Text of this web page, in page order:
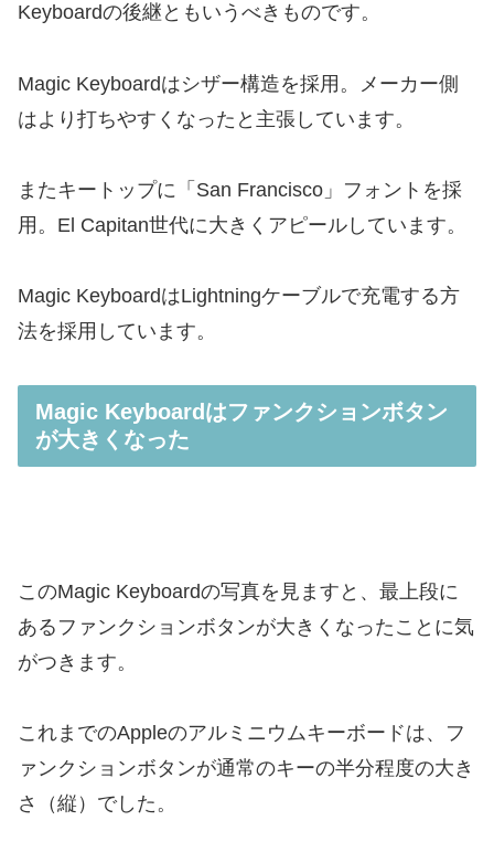
Keyboardの後継ともいうべきものです。
Magic Keyboardはシザー構造を採用。メーカー側
はより打ちやすくなったと主張しています。
またキートップに「San Francisco」フォントを採
用。El Capitan世代に大きくアピールしています。
Magic KeyboardはLightningケーブルで充電する方
法を採用しています。
Magic Keyboardはファンクションボタン
が大きくなった
このMagic Keyboardの写真を見ますと、最上段に
あるファンクションボタンが大きくなったことに気
がつきます。
これまでのAppleのアルミニウムキーボードは、フ
ァンクションボタンが通常のキーの半分程度の大き
さ（縦）でした。